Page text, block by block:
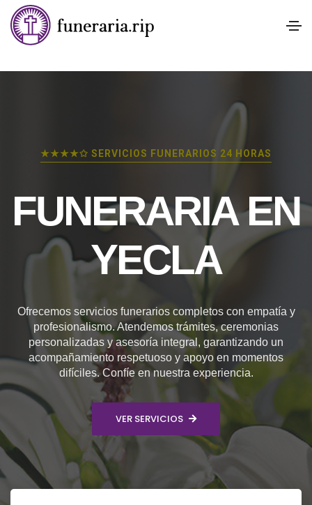
★★★★✩ SERVICIOS FUNERARIOS 24 HORAS
FUNERARIA EN
YECLA
Ofrecemos servicios funerarios completos con empatía y
profesionalismo. Atendemos trámites, ceremonias
personalizadas y asesoría integral, garantizando un
acompañamiento respetuoso y apoyo en momentos
difíciles. Confíe en nuestra experiencia.
VER SERVICIOS